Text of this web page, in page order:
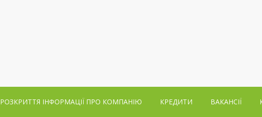
РОЗКРИТТЯ ІНФОРМАЦІЇ ПРО КОМПАНІЮ КРЕДИТИ ВАКАНСІЇ